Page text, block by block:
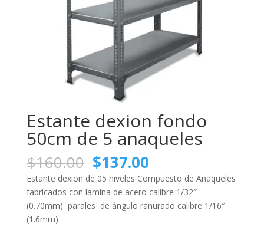
Estante dexion fondo
50cm de 5 anaqueles
$160.00 El
precio
original
era:
$160.00.
$137.00El
precio
actual
es:
$137.00.
Estante dexion de 05 niveles Compuesto de Anaqueles
fabricados con lamina de acero calibre 1/32″
(0.70mm) parales de ángulo ranurado calibre 1/16″
(1.6mm)